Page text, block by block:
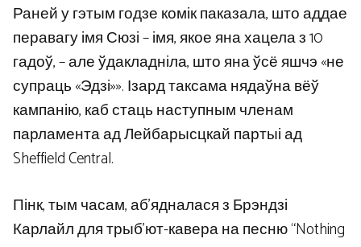
Раней у гэтым годзе комік паказала, што аддае
перавагу імя Сюзі – імя, якое яна хацела з 10
гадоў, – але ўдакладніла, што яна ўсё яшчэ «не
супраць «Эдзі»». Ізард таксама нядаўна вёў
кампанію, каб стаць наступным членам
парламента ад Лейбарысцкай партыі ад
Sheffield Central.
Пінк, тым часам, аб’ядналася з Брэндзі
Карлайл для трыб’ют-кавера на песню “Nothing